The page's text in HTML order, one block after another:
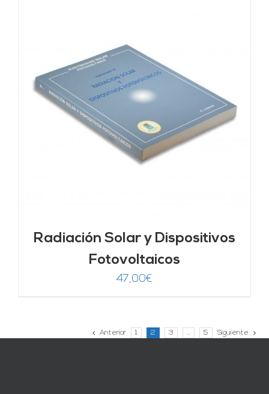
Radiación Solar y Dispositivos
Fotovoltaicos
47,00€
Anterior 1 2 3 … 5 Siguiente